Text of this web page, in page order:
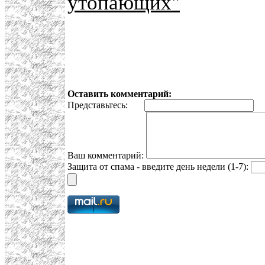
Оставить комментарий:
Представьтесь:
Ваш комментарий:
Защита от спама - введите день недели (1-7):